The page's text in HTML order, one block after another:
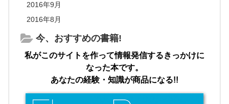
2016年9月
2016年8月
今、おすすめの書籍!
私がこのサイトを作って情報発信するきっかけに
なった本です。
あなたの経験・知識が商品になる!!